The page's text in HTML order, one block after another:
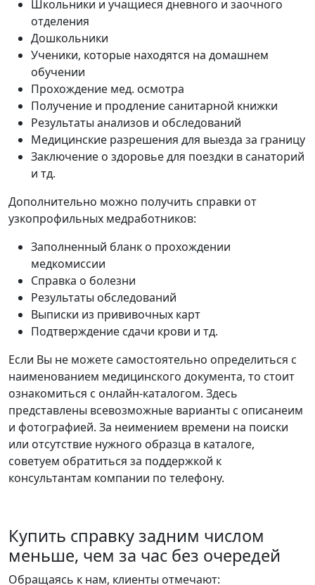
Школьники и учащиеся дневного и заочного
отделения
Дошкольники
Ученики, которые находятся на домашнем
обучении
Прохождение мед. осмотра
Получение и продление санитарной книжки
Результаты анализов и обследований
Медицинские разрешения для выезда за границу
Заключение о здоровье для поездки в санаторий
и тд.
Дополнительно можно получить справки от
узкопрофильных медработников:
Заполненный бланк о прохождении
медкомиссии
Справка о болезни
Результаты обследований
Выписки из прививочных карт
Подтверждение сдачи крови и тд.
Если Вы не можете самостоятельно определиться с
наименованием медицинского документа, то стоит
ознакомиться с онлайн-каталогом. Здесь
представлены всевозможные варианты с описанеим
и фотографией. За неимением времени на поиски
или отсутствие нужного образца в каталоге,
советуем обратиться за поддержкой к
консультантам компании по телефону.
Купить справку задним числом
меньше, чем за час без очередей
Обращаясь к нам, клиенты отмечают: